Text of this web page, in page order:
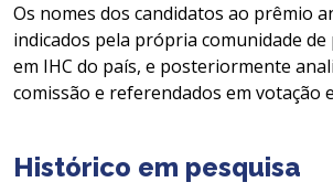
Os nomes dos candidatos ao prêmio
indicados pela própria comunidade de
em IHC do país, e posteriormente
comissão e referendados em votação
Histórico em pesquisa